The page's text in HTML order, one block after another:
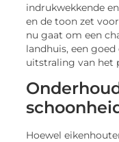
indrukwekkende
en de toon zet
nu gaat om een
landhuis, een
uitstraling van het
Hoewel